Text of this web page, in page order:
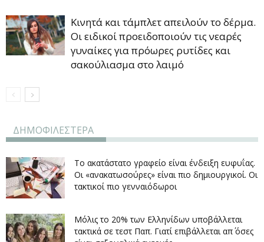
Κινητά και τάμπλετ απειλούν το δέρμα.
Οι ειδικοί προειδοποιούν τις νεαρές
γυναίκες για πρόωρες ρυτίδες και
σακούλιασμα στο λαιμό
ΔΗΜΟΦΙΛΕΣΤΕΡΑ
Το ακατάστατο γραφείο είναι ένδειξη ευφυΐας.
Οι «ανακατωσούρες» είναι πιο δημιουργικοί. Οι
τακτικοί πιο γενναιόδωροι
Μόλις το 20% των Ελληνίδων υποβάλλεται
τακτικά σε τεστ Παπ. Γιατί επιβάλλεται απ΄ όσες